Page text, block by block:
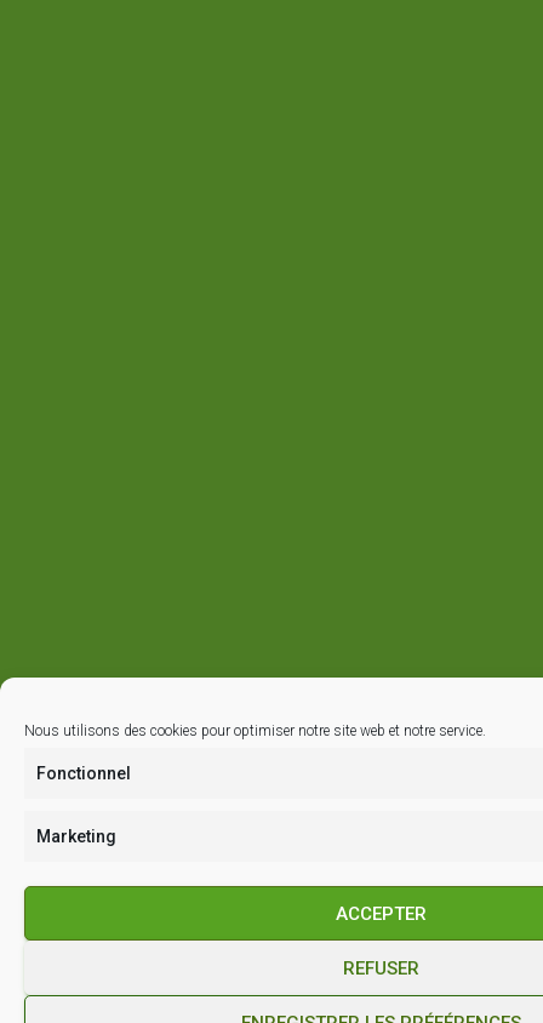
Nous utilisons des cookies pour optimiser notre site web et notre service.
Fonctionnel
Marketing
ACCEPTER
REFUSER